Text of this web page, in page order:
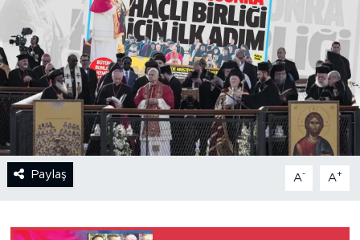
Paylaş A- A+
NOSTALJİ
KULİS
YAZARLAR
DİNİ
POLİTİKA